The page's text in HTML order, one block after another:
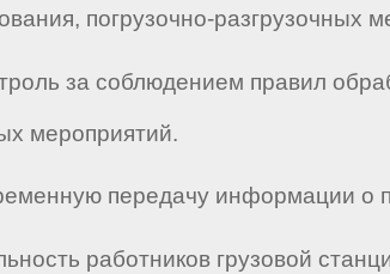
погрузочно-разгрузочных
за соблюдением правил
мероприятий.
передачу информации о
работников грузовой